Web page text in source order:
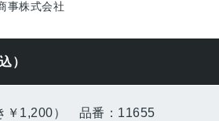
事株式会社
）
￥1,200） 品番：11655